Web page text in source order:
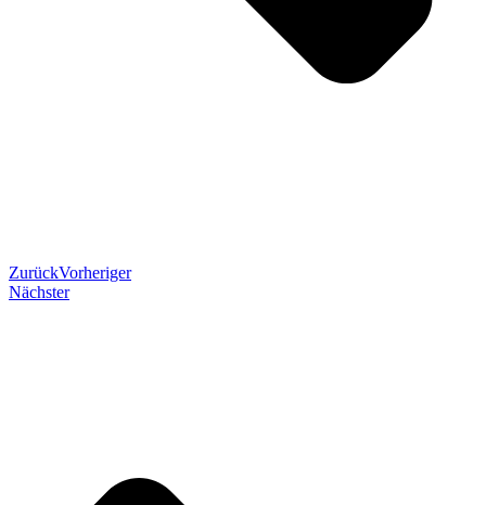
ZurückVorheriger
Nächster